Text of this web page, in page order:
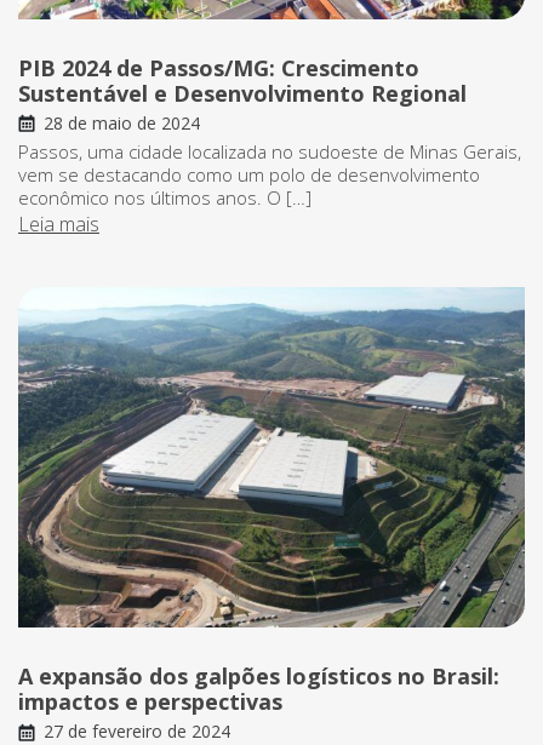
PIB 2024 de Passos/MG: Crescimento
Sustentável e Desenvolvimento Regional
28 de maio de 2024
Passos, uma cidade localizada no sudoeste de Minas Gerais,
vem se destacando como um polo de desenvolvimento
econômico nos últimos anos. O […]
Leia mais
A expansão dos galpões logísticos no Brasil:
impactos e perspectivas
27 de fevereiro de 2024